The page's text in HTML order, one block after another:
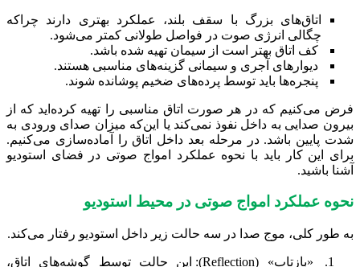
اتاق‌های بزرگ با سقف بلند، عملکرد بهتری دارند چراکه
چگالی انرژی صوت در فواصل طولانی کمتر می‌شود.
کف اتاق بهتر است از سیمان تهیه شده باشد.
دیوارهای آجری و سیمانی گزینه‌های مناسبی هستند.
پنجره‌ها باید توسط پرده‌های ضخیم پوشانده شوند.
فرض می‌کنیم که در هر صورت اتاق مناسبی را تهیه کرده‌اید که از
بیرون صدایی به داخل نفوذ نمی‌کند یا این‌که میزان صدای ورودی به
شدت پایین باشد. در مرحله بعد داخل اتاق را آماده‌سازی می‌کنیم.
برای این کار باید با نحوه عملکرد امواج صوتی در فضای استودیو
آشنا باشید.
نحوه عملکرد امواج صوتی در محیط استودیو
به طور کلی، موج صدا در سه حالت زیر داخل استودیو رفتار می‌کند.
«بازتاب» (Reflection):‌ این حالت توسط گوشه‌های اتاق،